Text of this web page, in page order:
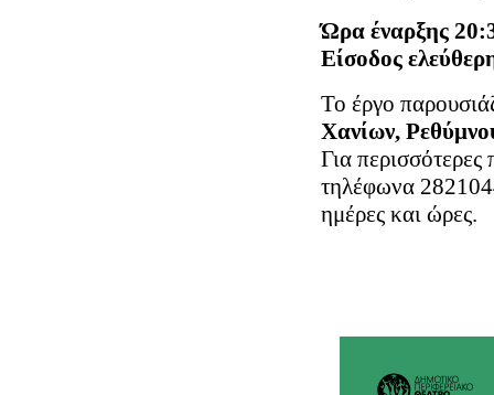
Ώρα έναρξης
Είσοδος
Το έργο
Χανίων,
Για
τηλέφωνα
ημέρες και ώρες.